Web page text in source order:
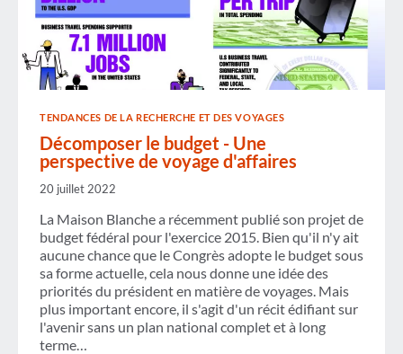
TENDANCES DE LA RECHERCHE ET DES VOYAGES
Décomposer le budget - Une
perspective de voyage d'affaires
20 juillet 2022
La Maison Blanche a récemment publié son projet de
budget fédéral pour l'exercice 2015. Bien qu'il n'y ait
aucune chance que le Congrès adopte le budget sous
sa forme actuelle, cela nous donne une idée des
priorités du président en matière de voyages. Mais
plus important encore, il s'agit d'un récit édifiant sur
l'avenir sans un plan national complet et à long
terme…